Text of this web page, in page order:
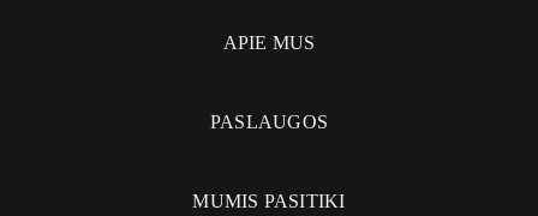
APIE MUS
PASLAUGOS
MUMIS PASITIKI